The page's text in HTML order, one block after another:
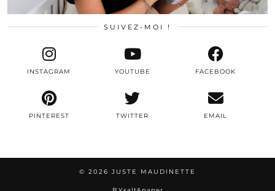
SUIVEZ-MOI !
TWITTER
INSTAGRAM FACEBOOK
PINTEREST
YOUTUBE
EMAIL
© 2026 JUSTE MAUDINETTE